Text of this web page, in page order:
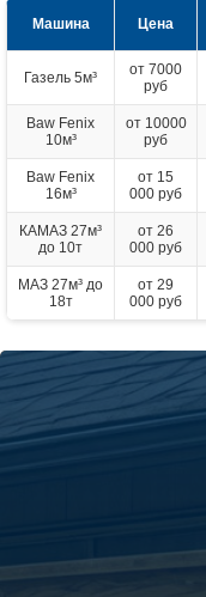
Машина Цена
Газель 5м³
от 7000
руб
Baw Fenix
10м³
от 10000
руб
Baw Fenix
16м³
от 15
000 руб
КАМАЗ 27м³
до 10т
от 26
000 руб
МАЗ 27м³ до
18т
от 29
000 руб